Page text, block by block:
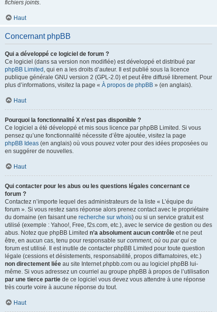
fichiers joints.
Haut
Concernant phpBB
Qui a développé ce logiciel de forum ?
Ce logiciel (dans sa version non modifiée) est développé et distribué par
phpBB Limited , qui en a les droits d’auteur. Il est publié sous la licence
publique générale GNU version 2 (GPL-2.0) et peut être diffusé librement. Pour
plus d’informations, visitez la page « À propos de phpBB » (en anglais).
Haut
Pourquoi la fonctionnalité X n’est pas disponible ?
Ce logiciel a été développé et mis sous licence par phpBB Limited. Si vous
pensez qu’une fonctionnalité nécessite d’être ajoutée, visitez la page
phpBB Ideas (en anglais) où vous pouvez voter pour des idées proposées ou
en suggérer de nouvelles.
Haut
Qui contacter pour les abus ou les questions légales concernant ce
forum ?
Contactez n’importe lequel des administrateurs de la liste « L’équipe du
forum ». Si vous restez sans réponse alors prenez contact avec le propriétaire
du domaine (en faisant une recherche sur whois) ou si un service gratuit est
utilisé (exemple : Yahoo!, Free, f2s.com, etc.), avec le service de gestion ou des
abus. Notez que phpBB Limited n’a absolument aucun contrôle et ne peut
être, en aucun cas, tenu pour responsable sur comment, où ou par qui ce
forum est utilisé. Il est inutile de contacter phpBB Limited pour toute question
légale (cessions et désistements, responsabilité, propos diffamatoires, etc.)
non directement liée au site Internet phpbb.com ou au logiciel phpBB lui-
même. Si vous adressez un courriel au groupe phpBB à propos de l’utilisation
par une tierce partie de ce logiciel vous devez vous attendre à une réponse
très courte voire à aucune réponse du tout.
Haut